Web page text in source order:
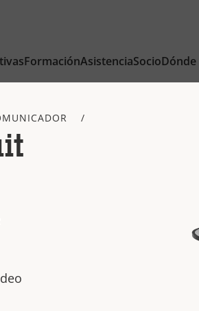
FormaciónAsistenciaSocio